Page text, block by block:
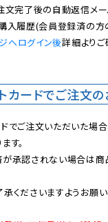
文完了後の自動返信メ
入履歴(会員登録済の方
へログイン後詳細よりご
カードでご注文
でご注文いただいた場
す。
が承認されない場合は
くださいますようお願い